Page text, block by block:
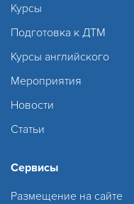
Курсы
Подготовка к ДТМ
Курсы английского
Мероприятия
Новости
Статьи
Сервисы
Размещение на сайте